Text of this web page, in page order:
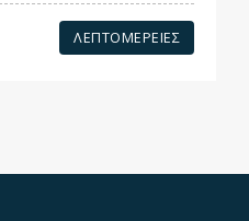
ΛΕΠΤΟΜΕΡΕΙΕΣ